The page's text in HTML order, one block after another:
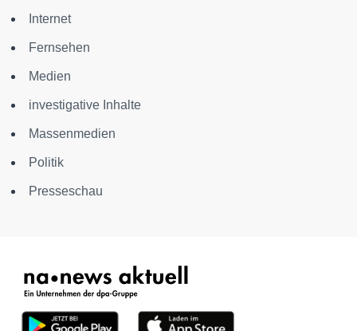
Internet
Fernsehen
Medien
investigative Inhalte
Massenmedien
Politik
Presseschau